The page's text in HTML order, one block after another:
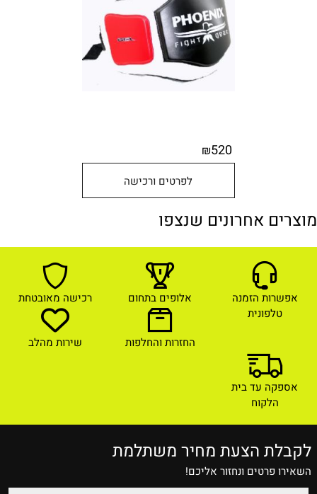
₪520
לפרטים ורכישה
מוצרים אחרונים שנצפו
אפשרות הזמנה
טלפונית
אלופים בתחום רכישה מאובטחת
החזרות והחלפות שירות מהלב
אספקה עד בית
הלקוח
לקבלת הצעת מחיר משתלמת
השאירו פרטים ונחזור אליכם!